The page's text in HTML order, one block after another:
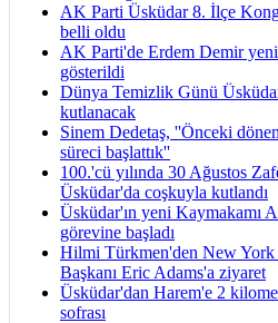
AK Parti Üsküdar 8. İlçe
belli oldu
AK Parti'de Erdem Demir
gösterildi
Dünya Temizlik Günü
kutlanacak
Sinem Dedetaş, ''Önceki
süreci başlattık''
100.'cü yılında 30 Ağustos
Üsküdar'da coşkuyla kutlandı
Üsküdar'ın yeni Kaymakamı
görevine başladı
Hilmi Türkmen'den New York
Başkanı Eric Adams'a ziyaret
Üsküdar'dan Harem'e 2
sofrası